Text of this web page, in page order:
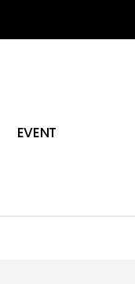
EVENT